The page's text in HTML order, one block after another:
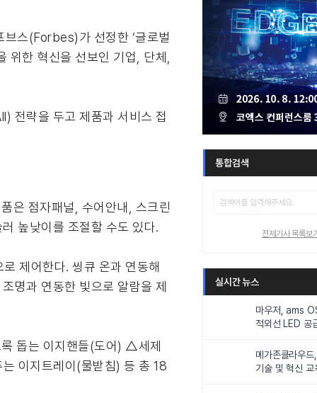
스(Forbes)가 선정한 ‘글로벌
한 혁신을 선보인 기업, 단체,
전략을 두고 제품과 서비스 접
은 점자패널, 수어안내, 스크린
높낮이를 조절할 수도 있다.
제어한다. 씽큐 온과 연동해
명과 연동한 빛으로 알람을 제
돕는 이지핸들(도어) △세제
이지트레이(물받침) 등 총 18
통합검색
전체기사 목록보
실시간 뉴스
마우저, ams
적외선 LED 공
메가존클라우드
기술 및 혁신